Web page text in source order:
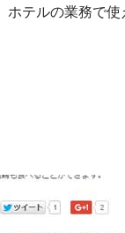
テルの業務で使